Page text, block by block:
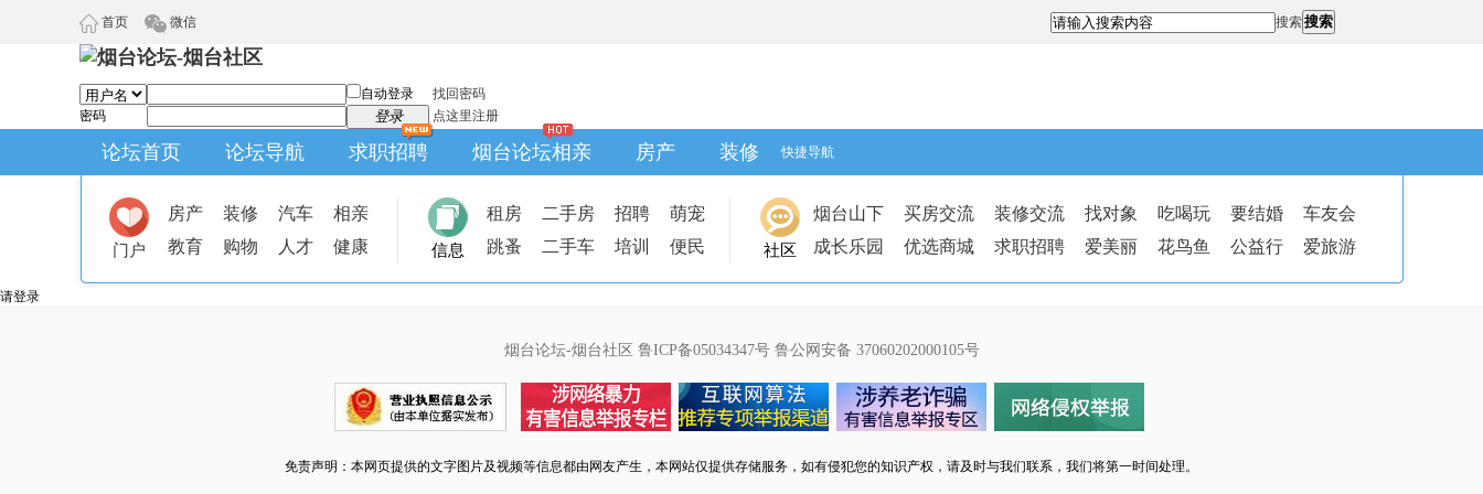
首页 微信 搜索搜索
自动登录
找回密码
密码
登录 点这里注册
论坛首页 论坛导航 求职招聘 烟台论坛相亲 房产 装修 快捷导航
门户
房产 装修 汽车
相亲
教育
购物 人才 健康 信息
租房 二手房 招聘
萌宠
跳蚤
二手车 培训 便民 社区
烟台山下 买房交流 装修交流 找对象 吃喝玩 要结婚
车友会
成长乐园
优选商城 求职招聘 爱美丽 花鸟鱼 公益行 爱旅游
请登录
烟台论坛-烟台社区 鲁ICP备05034347号 鲁公网安备 37060202000105号
免责声明：本网页提供的文字图片及视频等信息都由网友产生，本网站仅提供存储服务，如有侵犯您的知识产权，请及时与我们联系，我们将第一时间处理。